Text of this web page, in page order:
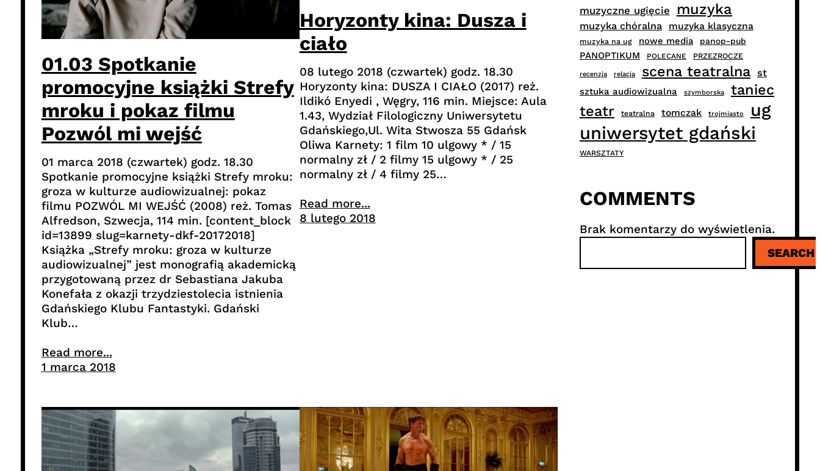
01.03 Spotkanie
promocyjne książki Strefy
mroku i pokaz filmu
Pozwól mi wejść
01 marca 2018 (czwartek) godz. 18.30
Spotkanie promocyjne książki Strefy mroku:
groza w kulturze audiowizualnej: pokaz
filmu POZWÓL MI WEJŚĆ (2008) reż. Tomas
Alfredson, Szwecja, 114 min. [content_block
id=13899 slug=karnety-dkf-20172018]
Książka „Strefy mroku: groza w kulturze
audiowizualnej” jest monografią akademicką
przygotowaną przez dr Sebastiana Jakuba
Konefała z okazji trzydziestolecia istnienia
Gdańskiego Klubu Fantastyki. Gdański
Klub…
Read more...
1 marca 2018
Horyzonty kina: Dusza i
ciało
08 lutego 2018 (czwartek) godz. 18.30
Horyzonty kina: DUSZA I CIAŁO (2017) reż.
Ildikó Enyedi , Węgry, 116 min. Miejsce: Aula
1.43, Wydział Filologiczny Uniwersytetu
Gdańskiego,Ul. Wita Stwosza 55 Gdańsk
Oliwa Karnety: 1 film 10 ulgowy * / 15
normalny zł / 2 filmy 15 ulgowy * / 25
normalny zł / 4 filmy 25…
Read more...
8 lutego 2018
muzyczne ugięcie muzyka
muzyka chóralna muzyka klasyczna
muzyka na ug nowe media panop-pub
PANOPTIKUM POLECANE PRZEZROCZE
recenzja relacja scena teatralna st
sztuka audiowizualna szymborska
taniec
teatr
teatralna tomczak trojmiasto
ug
uniwersytet gdański
WARSZTATY
COMMENTS
Brak komentarzy do wyświetlenia.
u
SEARCH